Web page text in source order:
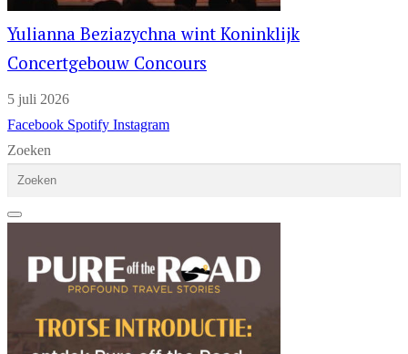
Yulianna Beziazychna wint Koninklijk
Concertgebouw Concours
5 juli 2026
Facebook Spotify Instagram
Zoeken